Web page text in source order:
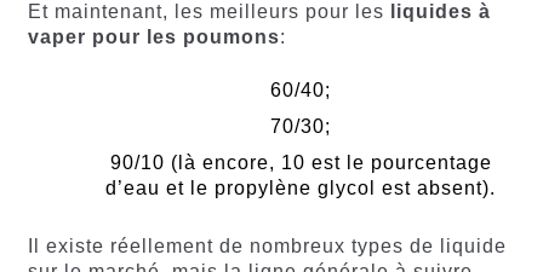
Et maintenant, les meilleurs pour les
liquides à
vaper pour les poumons:
60/40;
70/30;
90/10 (là encore, 10 est le pourcentage
d’eau et le propylène glycol est absent).
Il existe réellement de nombreux types de liquide